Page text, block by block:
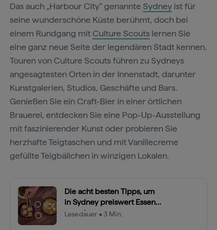
Das auch „Harbour City“ genannte Sydney ist für
seine wunderschöne Küste berühmt, doch bei
einem Rundgang mit Culture Scouts lernen Sie
eine ganz neue Seite der legendären Stadt kennen.
Touren von Culture Scouts führen zu Sydneys
angesagtesten Orten in der Innenstadt, darunter
Kunstgalerien, Studios, Geschäfte und Bars.
Genießen Sie ein Craft-Bier in einer örtlichen
Brauerei, entdecken Sie eine Pop-Up-Ausstellung
mit faszinierender Kunst oder probieren Sie
herzhafte Teigtaschen und mit Vanillecreme
gefüllte Teigbällchen in winzigen Lokalen.
Die acht besten Tipps, um
in Sydney preiswert Essen
zu gehen
Lesedauer • 3 Min.